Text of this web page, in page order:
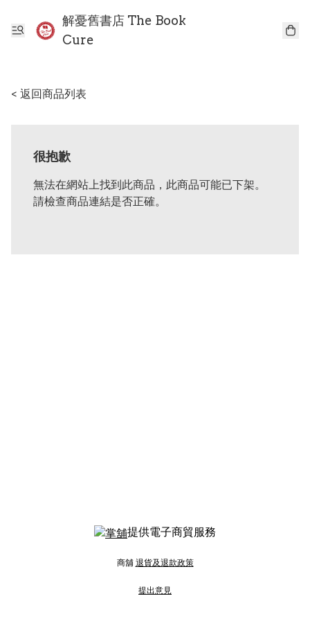
解憂舊書店 The Book
Cure
< 返回商品列表
很抱歉
無法在網站上找到此商品，此商品可能已下架。
請檢查商品連結是否正確。
提供電子商貿服務
商舖 退貨及退款政策
提出意見